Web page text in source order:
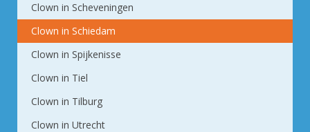
Clown in Scheveningen
Clown in Schiedam
Clown in Spijkenisse
Clown in Tiel
Clown in Tilburg
Clown in Utrecht